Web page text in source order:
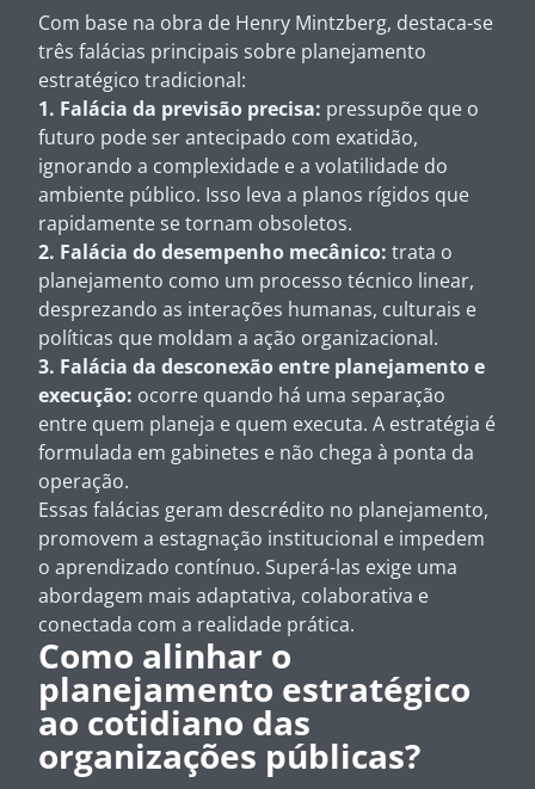
Com base na obra de Henry Mintzberg, destaca-se
três falácias principais sobre planejamento
estratégico tradicional:
1. Falácia da previsão precisa: pressupõe que o
futuro pode ser antecipado com exatidão,
ignorando a complexidade e a volatilidade do
ambiente público. Isso leva a planos rígidos que
rapidamente se tornam obsoletos.
2. Falácia do desempenho mecânico: trata o
planejamento como um processo técnico linear,
desprezando as interações humanas, culturais e
políticas que moldam a ação organizacional.
3. Falácia da desconexão entre planejamento e
execução: ocorre quando há uma separação
entre quem planeja e quem executa. A estratégia é
formulada em gabinetes e não chega à ponta da
operação.
Essas falácias geram descrédito no planejamento,
promovem a estagnação institucional e impedem
o aprendizado contínuo. Superá-las exige uma
abordagem mais adaptativa, colaborativa e
conectada com a realidade prática.
Como alinhar o
planejamento estratégico
ao cotidiano das
organizações públicas?